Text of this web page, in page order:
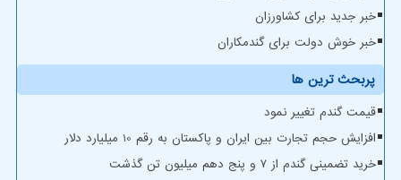
خبر جدید برای کشاورزان
خبر خوش دولت برای گندمکاران
پربحث ترین ها
قیمت گندم تغییر نمود
افزایش حجم تجارت بین ایران و پاکستان به رقم 10 میلیارد دلار
خرید تضمینی گندم از ۷ و پنج دهم میلیون تن گذشت